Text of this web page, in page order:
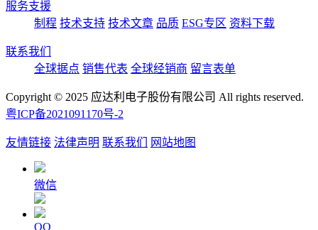
服务支援
制程 技术支持 技术文章 品质 ESG专区 资料下载
联系我们
全球据点 销售代表 全球经销商 留言表单
Copyright © 2025 应达利电子股份有限公司 All rights reserved.
粤ICP备2021091170号-2
友情链接 法律声明 联系我们 网站地图
微信
QQ